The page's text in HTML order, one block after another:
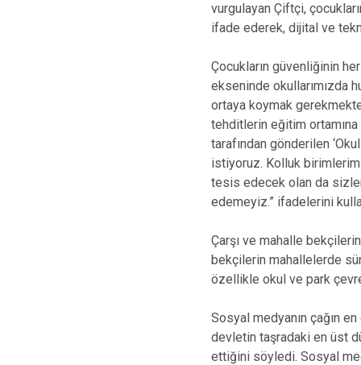
vurgulayan Çiftçi,
ifade ederek, dijital ve
Çocukların güvenliğinin
ekseninde okullarımızda
ortaya koymak
tehditlerin eğitim ortamına
tarafından gönderilen
istiyoruz. Kolluk
tesis edecek olan da
edemeyiz.” ifadelerini
Çarşı ve mahalle
bekçilerin mahallelerde
özellikle okul ve park
Sosyal medyanın çağın
devletin taşradaki en üst
ettiğini söyledi. Sosyal